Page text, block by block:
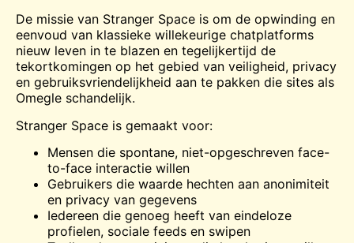
De missie van Stranger Space is om de opwinding en
eenvoud van klassieke willekeurige chatplatforms
nieuw leven in te blazen en tegelijkertijd de
tekortkomingen op het gebied van veiligheid, privacy
en gebruiksvriendelijkheid aan te pakken die sites als
Omegle schandelijk.
Stranger Space is gemaakt voor:
Mensen die spontane, niet-opgeschreven face-
to-face interactie willen
Gebruikers die waarde hechten aan anonimiteit
en privacy van gegevens
Iedereen die genoeg heeft van eindeloze
profielen, sociale feeds en swipen